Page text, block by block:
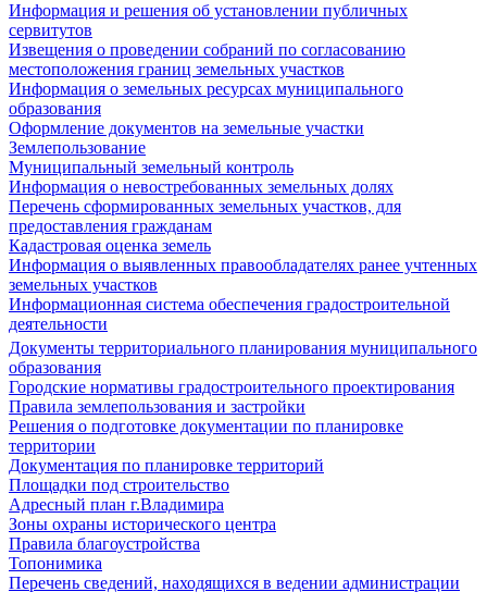
Информация и решения об установлении публичных
сервитутов
Извещения о проведении собраний по согласованию
местоположения границ земельных участков
Информация о земельных ресурсах муниципального
образования
Оформление документов на земельные участки
Землепользование
Муниципальный земельный контроль
Информация о невостребованных земельных долях
Перечень сформированных земельных участков, для
предоставления гражданам
Кадастровая оценка земель
Информация о выявленных правообладателях ранее учтенных
земельных участков
Информационная система обеспечения градостроительной
деятельности
Документы территориального планирования муниципального
образования
Городские нормативы градостроительного проектирования
Правила землепользования и застройки
Решения о подготовке документации по планировке
территории
Документация по планировке территорий
Площадки под строительство
Адресный план г.Владимира
Зоны охраны исторического центра
Правила благоустройства
Топонимика
Перечень сведений, находящихся в ведении администрации